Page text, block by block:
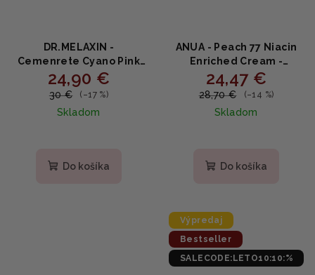
DR.MELAXIN -
Cemenrete Cyano Pink
Spicule Cream -
Liftingový regeneračný
krém s ružovými
spikulami, vitamínom
24,90 €
30 € (–17 %)
Skladom
Do košíka
ANUA - Peach 77 Niacin
Enriched Cream -
Rozjasňujúci hydratačný
krém s niacínamidom a
broskyňou 50ml
24,47 €
28,70 € (–14 %)
Skladom
produktu
hviezdičiek.
Do košíka
Výpredaj
Bestseller
SALECODE:LETO10:10:%